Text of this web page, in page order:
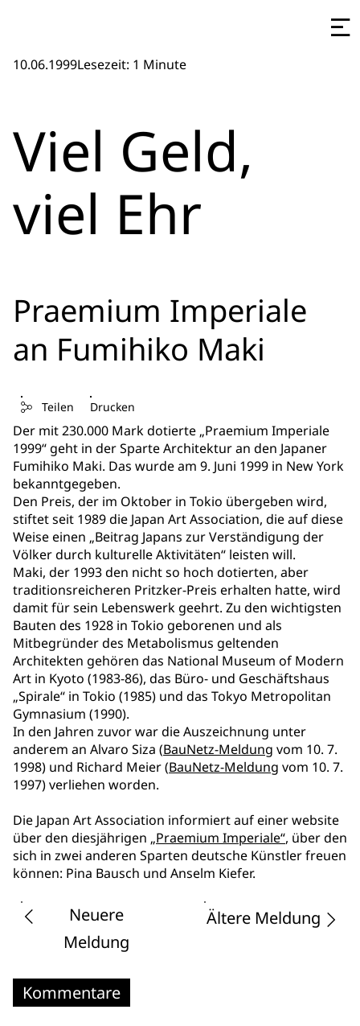
10.06.1999Lesezeit: 1 Minute
Viel Geld,
viel Ehr
Praemium Imperiale
an Fumihiko Maki
Teilen Drucken
Der mit 230.000 Mark dotierte „Praemium Imperiale
1999“ geht in der Sparte Architektur an den Japaner
Fumihiko Maki. Das wurde am 9. Juni 1999 in New York
bekanntgegeben.
Den Preis, der im Oktober in Tokio übergeben wird,
stiftet seit 1989 die Japan Art Association, die auf diese
Weise einen „Beitrag Japans zur Verständigung der
Völker durch kulturelle Aktivitäten“ leisten will.
Maki, der 1993 den nicht so hoch dotierten, aber
traditionsreicheren Pritzker-Preis erhalten hatte, wird
damit für sein Lebenswerk geehrt. Zu den wichtigsten
Bauten des 1928 in Tokio geborenen und als
Mitbegründer des Metabolismus geltenden
Architekten gehören das National Museum of Modern
Art in Kyoto (1983-86), das Büro- und Geschäftshaus
„Spirale“ in Tokio (1985) und das Tokyo Metropolitan
Gymnasium (1990).
In den Jahren zuvor war die Auszeichnung unter
anderem an Alvaro Siza (BauNetz-Meldung vom 10. 7.
1998) und Richard Meier (BauNetz-Meldung vom 10. 7.
1997) verliehen worden.
Die Japan Art Association informiert auf einer website
über den diesjährigen „Praemium Imperiale“, über den
sich in zwei anderen Sparten deutsche Künstler freuen
können: Pina Bausch und Anselm Kiefer.
Neuere
Meldung
Ältere Meldung
Kommentare